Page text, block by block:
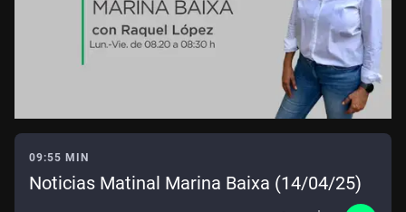
09:55 MIN
Noticias Matinal Marina Baixa (14/04/25)